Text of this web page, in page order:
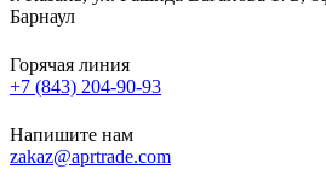
Барнаул
Горячая линия
+7 (843) 204-90-93
Напишите нам
zakaz@aprtrade.com